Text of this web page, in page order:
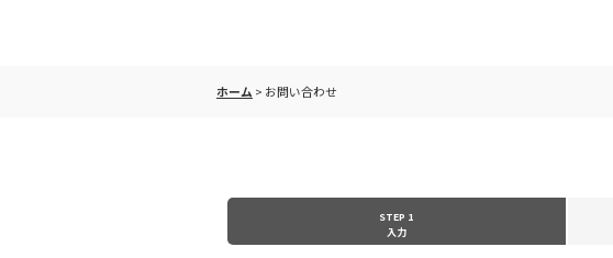
ホーム > お問い合わせ
STEP 1
入力